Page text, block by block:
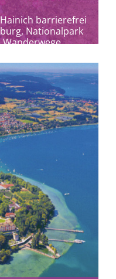
barrierefrei
Nationalpark